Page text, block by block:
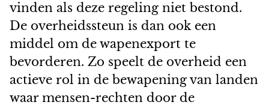
vinden als deze regeling niet bestond.
De overheidssteun is dan ook een
middel om de wapenexport te
bevorderen. Zo speelt de overheid een
actieve rol in de bewapening van landen
waar mensen-rechten door de